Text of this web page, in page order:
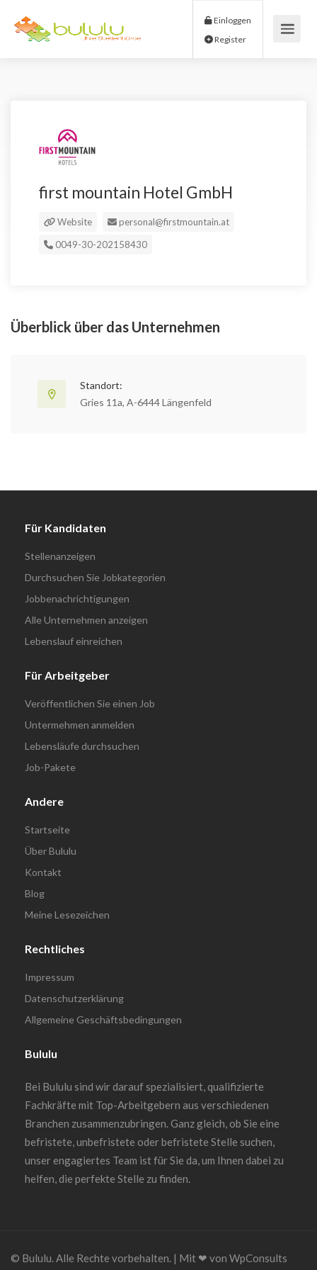
Einloggen
first mountain Hotel GmbH
Website
personal@firstmountain.at
0049-30-202158430
Überblick über das Unternehmen
Standort:
Gries 11a, A-6444 Längenfeld
Für Kandidaten
Stellenanzeigen
Durchsuchen Sie Jobkategorien
Jobbenachrichtigungen
Alle Unternehmen anzeigen
Lebenslauf einreichen
Für Arbeitgeber
Veröffentlichen Sie einen Job
Untermehmen anmelden
Lebensläufe durchsuchen
Job-Pakete
Andere
Startseite
Über Bululu
Kontakt
Blog
Meine Lesezeichen
Rechtliches
Impressum
Datenschutzerklärung
Allgemeine Geschäftsbedingungen
Bululu
Bei Bululu sind wir darauf spezialisiert, qualifizierte
Fachkräfte mit Top-Arbeitgebern aus verschiedenen
Branchen zusammenzubringen. Ganz gleich, ob Sie eine
befristete, unbefristete oder befristete Stelle suchen,
unser engagiertes Team ist für Sie da, um Ihnen dabei zu
helfen, die perfekte Stelle zu finden.
© Bululu. Alle Rechte vorbehalten. | Mit ❤︎ von WpConsults